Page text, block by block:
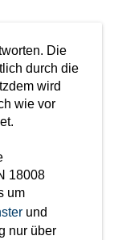
Die
durch die
wird
wie vor
18008
um
und
nur über